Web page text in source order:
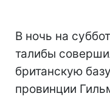
В ночь на
талибы
британскую
провинции